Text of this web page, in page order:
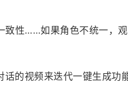
致性……如果角色不统一，
的视频来迭代一键生成功